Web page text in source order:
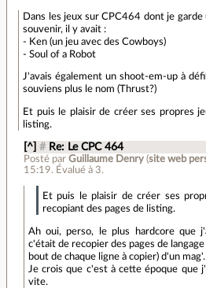
Dans les jeux sur CPC464 dont je garde
souvenir, il y avait :
- Ken (un jeu avec des Cowboys)
- Soul of a Robot
J'avais également un shoot-em-up à
souviens plus le nom (Thrust?)
Et puis le plaisir de créer ses propres
listing.
[^] # Re: Le CPC 464
Posté par Guillaume Denry(site web
15:19. Évalué à 3.
Et puis le plaisir de créer ses
recopiant des pages de listing.
Ah oui, perso, le plus hardcore que
c'était de recopier des pages de
bout de chaque ligne à copier) d'un mag'.
Je crois que c'est à cette époque que
vite.